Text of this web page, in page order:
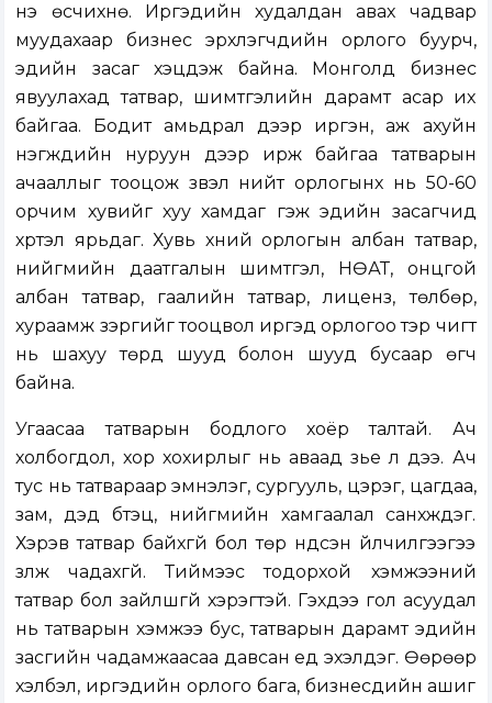
үнэ өсчихнө. Иргэдийн худалдан авах чадвар
муудахаар бизнес эрхлэгчдийн орлого буурч,
эдийн засаг хэцүүдэж байна. Монголд бизнес
явуулахад татвар, шимтгэлийн дарамт асар их
байгаа. Бодит амьдрал дээр иргэн, аж ахуйн
нэгжүүдийн нуруун дээр ирж байгаа татварын
ачааллыг тооцож үзвэл нийт орлогынх нь 50-60
орчим хувийг хуу хамдаг гэж эдийн засагчид
хүртэл ярьдаг. Хувь хүний орлогын албан татвар,
нийгмийн даатгалын шимтгэл, НӨАТ, онцгой
албан татвар, гаалийн татвар, лиценз, төлбөр,
хураамж зэргийг тооцвол иргэд орлогоо тэр чигт
нь шахуу төрд шууд болон шууд бусаар өгч
байна.
Угаасаа татварын бодлого хоёр талтай. Ач
холбогдол, хор хохирлыг нь аваад үзье л дээ. Ач
тус нь татвараар эмнэлэг, сургууль, цэрэг, цагдаа,
зам, дэд бүтэц, нийгмийн хамгаалал санхүүждэг.
Хэрэв татвар байхгүй бол төр үндсэн үйлчилгээгээ
үзүүлж чадахгүй. Тиймээс тодорхой хэмжээний
татвар бол зайлшгүй хэрэгтэй. Гэхдээ гол асуудал
нь татварын хэмжээ бус, татварын дарамт эдийн
засгийн чадамжаасаа давсан үед эхэлдэг. Өөрөөр
хэлбэл, иргэдийн орлого бага, бизнесүүдийн ашиг